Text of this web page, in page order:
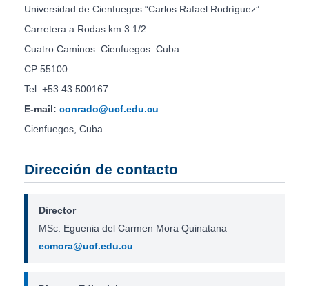
Universidad de Cienfuegos “Carlos Rafael Rodríguez”.
Carretera a Rodas km 3 1/2.
Cuatro Caminos. Cienfuegos. Cuba.
CP 55100
Tel: +53 43 500167
E-mail: conrado@ucf.edu.cu
Cienfuegos, Cuba.
Dirección de contacto
Director
MSc. Eguenia del Carmen Mora Quinatana
ecmora@ucf.edu.cu